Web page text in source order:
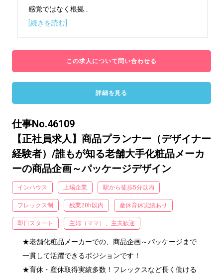
感覚ではなく根拠
[続きを読む]
この求人について問い合わせる
詳細を見る
仕事No.46109
【正社員求人】商品プランナー（デザイナー
経験者）/誰もが知る老舗大手化粧品メーカ
ーの商品企画～パッケージデザイン
インハウス 上場企業 駅から徒歩5分以内
フレックス制 残業20h以内 産休育休実績あり
即日スタート 主婦（ママ）、主夫歓迎
★老舗化粧品メーカーでの、商品企画～パッケージまで
一貫して活躍できるポジションです！
★育休・産休取得実績多数！フレックスなど長く働ける